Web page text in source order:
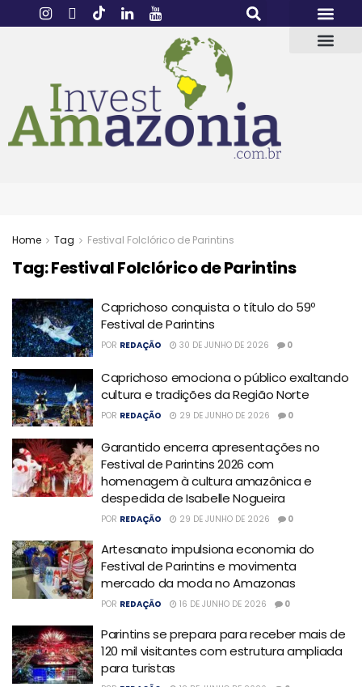
Home Tag Festival Folclórico de Parintins
Tag:Festival Folclórico de Parintins
Caprichoso conquista o título do 59º
Festival de Parintins
POR REDAÇÃO 30 DE JUNHO DE 2026 0
Caprichoso emociona o público exaltando
cultura e tradições da Região Norte
POR REDAÇÃO 29 DE JUNHO DE 2026 0
Garantido encerra apresentações no
Festival de Parintins 2026 com
homenagem à cultura amazônica e
despedida de Isabelle Nogueira
POR REDAÇÃO 29 DE JUNHO DE 2026 0
Artesanato impulsiona economia do
Festival de Parintins e movimenta
mercado da moda no Amazonas
POR REDAÇÃO 16 DE JUNHO DE 2026 0
Parintins se prepara para receber mais de
120 mil visitantes com estrutura ampliada
para turistas